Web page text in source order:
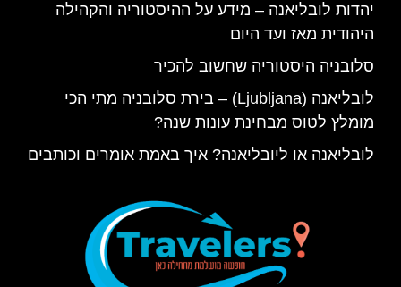
יהדות לובליאנה – מידע על ההיסטוריה והקהילה
היהודית מאז ועד היום
סלובניה היסטוריה שחשוב להכיר
לובליאנה (Ljubljana) – בירת סלובניה מתי הכי
מומלץ לטוס מבחינת עונות שנה?
לובליאנה או ליובליאנה? איך באמת אומרים וכותבים